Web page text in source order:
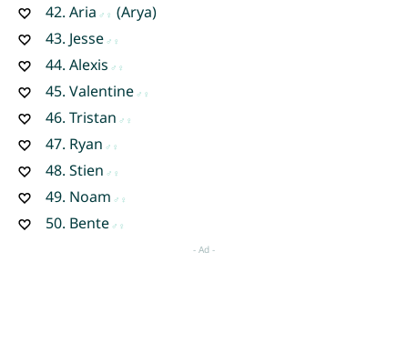
42. Aria
(Arya)
43. Jesse
44. Alexis
45. Valentine
46. Tristan
47. Ryan
48. Stien
49. Noam
50. Bente